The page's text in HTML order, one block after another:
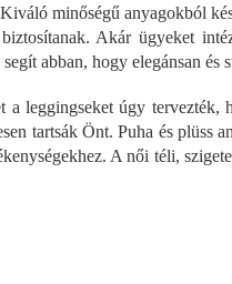
minőségű anyagokból
Akár ügyeket
abban, hogy elegánsan és
leggingseket úgy tervezték,
tartsák Önt. Puha és plüss
A női téli,